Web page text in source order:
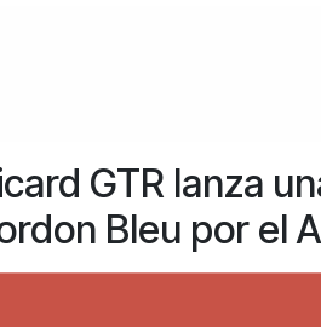
GTR lanza
Bleu por el